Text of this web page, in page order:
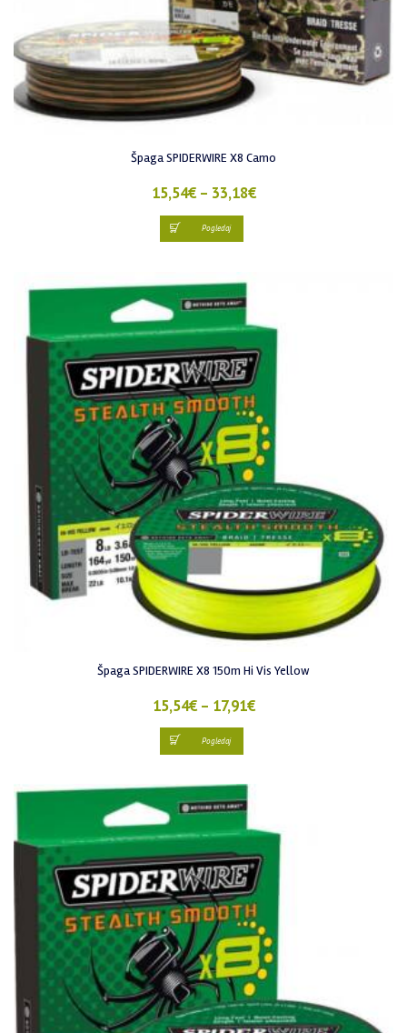
Špaga SPIDERWIRE X8 Camo
15,54€– 33,18€
Pogledaj
Špaga SPIDERWIRE X8 150m Hi Vis Yellow
15,54€– 17,91€
Pogledaj